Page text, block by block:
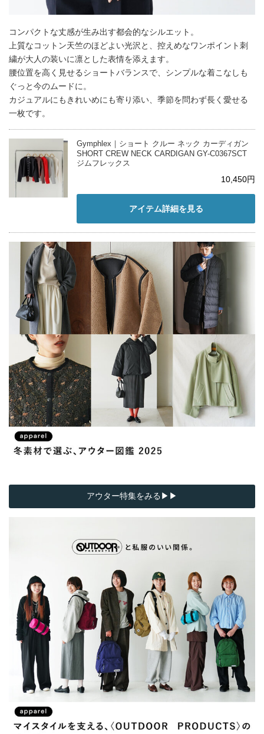
コンパクトな丈感が生み出す都会的なシルエット。
上質なコットン天竺のほどよい光沢と、控えめなワンポイント刺
繍が大人の装いに凛とした表情を添えます。
腰位置を高く見せるショートバランスで、シンプルな着こなしも
ぐっと今のムードに。
カジュアルにもきれいめにも寄り添い、季節を問わず長く愛せる
一枚です。
Gymphlex｜ショート クルー ネック カーディガン
SHORT CREW NECK CARDIGAN GY-C0367SCT
ジムフレックス
10,450円
アイテム詳細を見る
アウター特集をみる▶▶